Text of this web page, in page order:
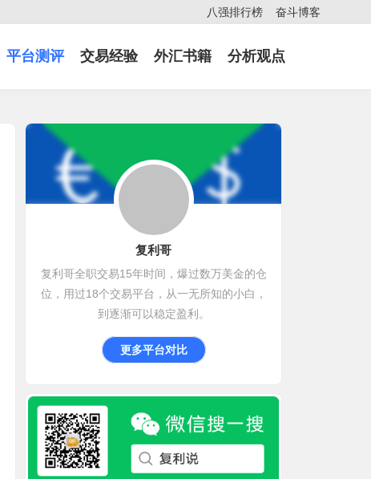
八强排行榜 奋斗博客
平台测评 交易经验 外汇书籍 分析观点
复利哥
复利哥全职交易15年时间，爆过数万美金的仓
位，用过18个交易平台，从一无所知的小白，
到逐渐可以稳定盈利。
更多平台对比